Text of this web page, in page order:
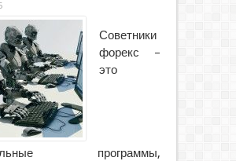
Советники
форекс –
это
программы,